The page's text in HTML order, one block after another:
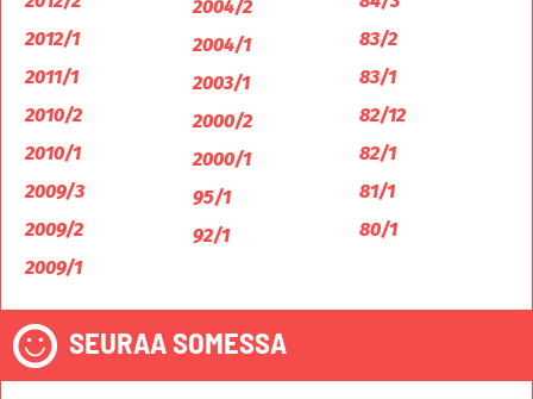
2012/1
2011/1
2010/2
2010/1
2009/3
2009/2
2009/1
2004/2
2004/1
2003/1
2000/2
2000/1
95/1
92/1
83/2
83/1
82/12
82/1
81/1
80/1
SEURAA SOMESSA